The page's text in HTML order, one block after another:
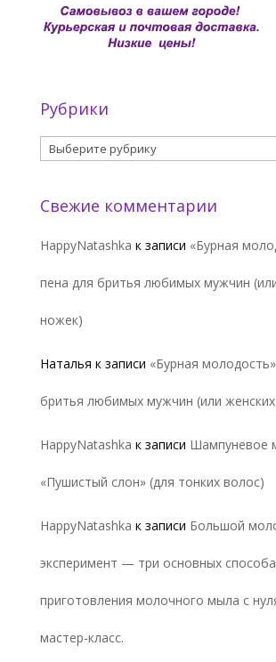
Рубрики
Рубрики
Свежие комментарии
HappyNatashka к записи «Бурная
пена для бритья любимых мужчин
ножек)
Наталья к записи «Бурная
бритья любимых мужчин (или
HappyNatashka к записи Шампуневое
«Пушистый слон» (для тонких волос)
HappyNatashka к записи Большой
эксперимент — три основных способа
приготовления молочного мыла с
мастер-класс.